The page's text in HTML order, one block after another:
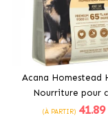
Acana Homestead
Nourriture pour
adultes au poulet
(À PARTIR) 41